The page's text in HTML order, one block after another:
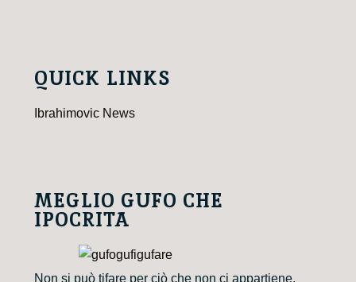
QUICK LINKS
Ibrahimovic News
MEGLIO GUFO CHE
IPOCRITA
Non si può tifare per ciò che non ci appartiene.